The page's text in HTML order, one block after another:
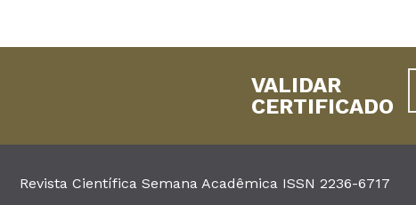
VALIDAR
CERTIFICADO
Revista Científica Semana Acadêmica ISSN 2236-6717